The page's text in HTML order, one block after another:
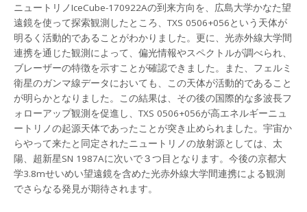
ニュートリノIceCube-170922Aの到来方向を、広島大学かなた望
遠鏡を使って探索観測したところ、TXS 0506+056という天体が
明るく活動的であることがわかりました。更に、光赤外線大学間
連携を通じた観測によって、偏光情報やスペクトルが調べられ、
ブレーザーの特徴を示すことが確認できました。また、フェルミ
衛星のガンマ線データにおいても、この天体が活動的であること
が明らかとなりました。この結果は、その後の国際的な多波長フ
ォローアップ観測を促進し、TXS 0506+056が高エネルギーニュ
ートリノの起源天体であったことが突き止められました。宇宙か
らやって来たと同定されたニュートリノの放射源としては、太
陽、超新星SN 1987Aに次いで３つ目となります。今後の京都大
学3.8mせいめい望遠鏡を含めた光赤外線大学間連携による観測
でさらなる発見が期待されます。